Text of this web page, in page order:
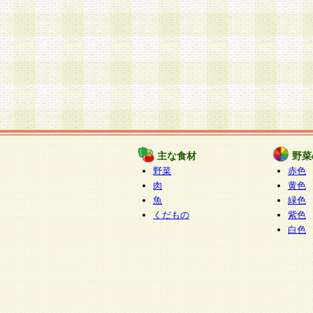
主な食材
野菜
肉
魚
くだもの
野
赤色
黄色
緑色
紫色
白色